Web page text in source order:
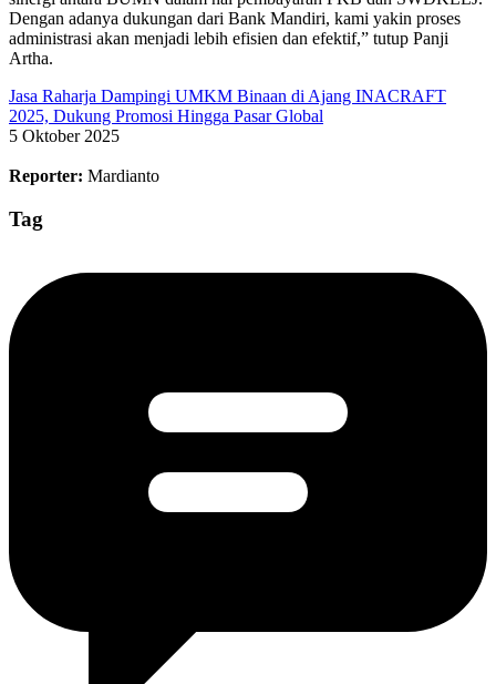
Dengan adanya dukungan dari Bank Mandiri, kami yakin proses
administrasi akan menjadi lebih efisien dan efektif,” tutup Panji
Artha.
Jasa Raharja Dampingi UMKM Binaan di Ajang INACRAFT
2025, Dukung Promosi Hingga Pasar Global
5 Oktober 2025
Reporter: Mardianto
Tag